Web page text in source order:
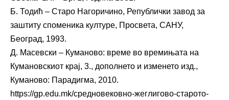
Б. Тодић – Старо Нагоричино, Републички завод за
заштиту споменика културе, Просвета, САНУ,
Београд, 1993.
Д. Масевски – Куманово: време во времињата на
Кумановскиот крај, 3., дополнето и изменето изд.,
Куманово: Парадигма, 2010.
https://gp.edu.mk/средновековно-жеглигово-старото-